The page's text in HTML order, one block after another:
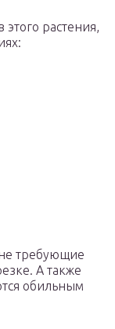
этого растения,
требующие
А также
обильным